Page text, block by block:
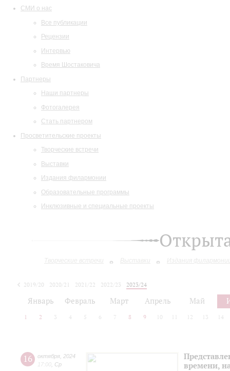
СМИ о нас
Все публикации
Рецензии
Интервью
Время Шостаковича
Партнеры
Наши партнеры
Фотогалерея
Стать партнером
Просветительские проекты
Творческие встречи
Выставки
Издания филармонии
Образовательные программы
Инклюзивные и специальные проекты
Творческие встречи Выставки Издания
2019/20 2020/21 2021/22 2022/23
2023/24
Январь Февраль Март Апрель Май
1 2 3 4 5 6 7 8 9 10 12 13 14
16 октября 2024
17:00 Ср
времени,